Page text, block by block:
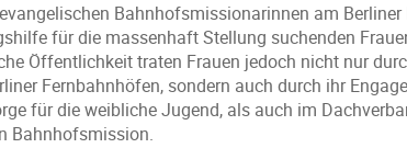
Bahnhofsmissionarinnen am
für die massenhaft Stellung suchenden
Öffentlichkeit traten Frauen jedoch nicht nur
Fernbahnhöfen, sondern auch durch ihr
für die weibliche Jugend, als auch im
Bahnhofsmission.